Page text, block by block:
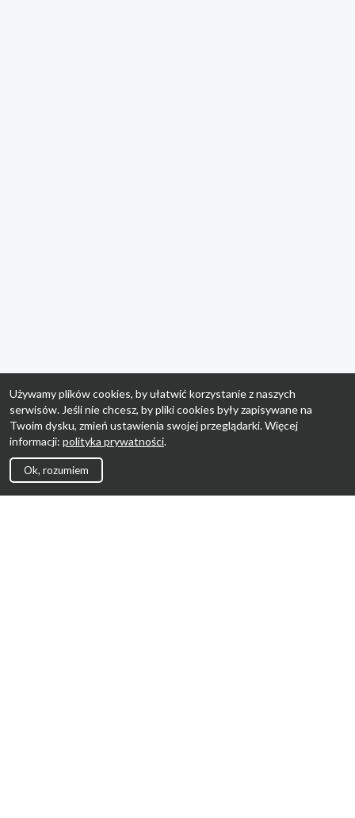
Używamy plików cookies, by ułatwić korzystanie z naszych
serwisów. Jeśli nie chcesz, by pliki cookies były zapisywane na
Twoim dysku, zmień ustawienia swojej przeglądarki. Więcej
informacji: polityka prywatności.
Ok, rozumiem